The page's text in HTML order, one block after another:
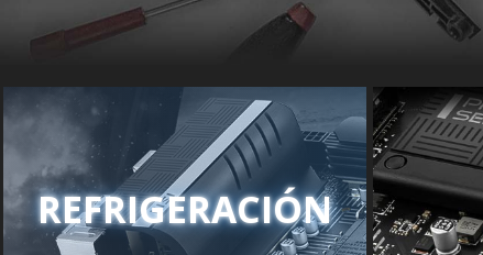
REFRIGERACIÓN